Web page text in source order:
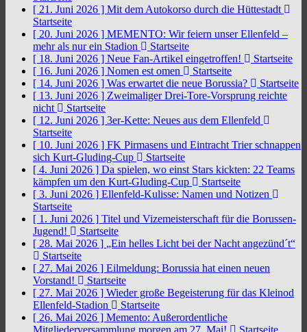
[ 21. Juni 2026 ] Mit dem Autokorso durch die Hüttestadt
Startseite
[ 20. Juni 2026 ] MEMENTO: Wir feiern unser Ellenfeld –
mehr als nur ein Stadion
Startseite
[ 18. Juni 2026 ] Neue Fan-Artikel eingetroffen!
Startseite
[ 16. Juni 2026 ] Nomen est omen
Startseite
[ 14. Juni 2026 ] Was erwartet die neue Borussia?
Startseite
[ 13. Juni 2026 ] Zweimaliger Drei-Tore-Vorsprung reichte
nicht
Startseite
[ 12. Juni 2026 ] 3er-Kette: Neues aus dem Ellenfeld
Startseite
[ 10. Juni 2026 ] FK Pirmasens und Eintracht Trier schnappen
sich Kurt-Gluding-Cup
Startseite
[ 4. Juni 2026 ] Da spielen, wo einst Stars kickten: 22 Teams
kämpfen um den Kurt-Gluding-Cup
Startseite
[ 3. Juni 2026 ] Ellenfeld-Kulisse: Namen und Notizen
Startseite
[ 1. Juni 2026 ] Titel und Vizemeisterschaft für die Borussen-
Jugend!
Startseite
[ 28. Mai 2026 ] „Ein helles Licht bei der Nacht angezünd´t“
Startseite
[ 27. Mai 2026 ] Eilmeldung: Borussia hat einen neuen
Vorstand!
Startseite
[ 27. Mai 2026 ] Wieder große Begeisterung für das Kleinod
Ellenfeld-Stadion
Startseite
[ 26. Mai 2026 ] Memento: Außerordentliche
Mitgliederversammlung morgen am 27. Mai!
Startseite